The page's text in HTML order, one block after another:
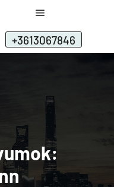
+3613067846